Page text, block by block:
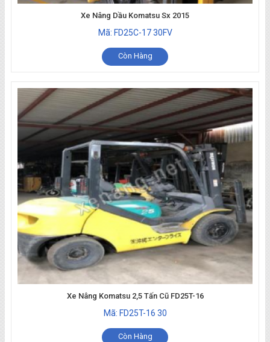
Xe Nâng Dầu Komatsu Sx 2015
Mã: FD25C-17 30FV
Còn Hàng
Xe Nâng Komatsu 2,5 Tấn Cũ FD25T-16
Mã: FD25T-16 30
Còn Hàng